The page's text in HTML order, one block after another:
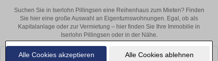
Alle Cookies akzeptieren Alle Cookies ablehnen
Suchen Sie in Iserlohn Pillingsen eine Reihenhaus zum Mieten? Finden
Sie hier eine große Auswahl an Eigentumswohnungen. Egal, ob als
Kapitalanlage oder zur Vermietung – hier finden Sie Ihre Immobilie in
Iserlohn Pillingsen oder in der Nähe.
Leider konnten wir derzeit keine passenden Objekte finden. Schauen Sie